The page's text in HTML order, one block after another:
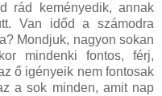
rád keményedik, annak
Van időd a számodra
Mondjuk, nagyon sokan
mindenki fontos, férj,
ő igényeik nem fontosak
a sok minden, amit nap